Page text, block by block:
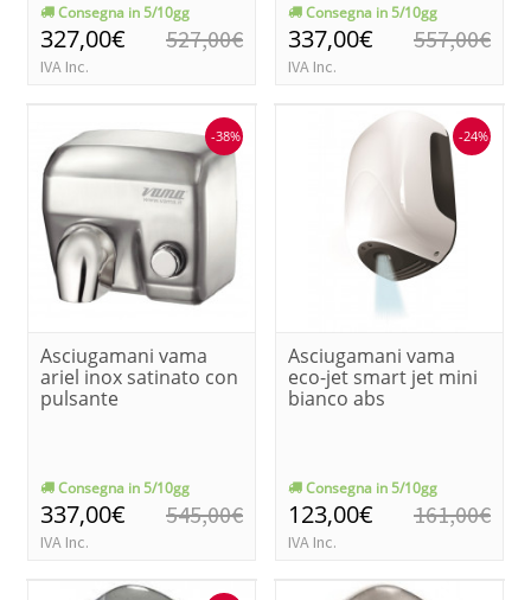
Consegna in 5/10gg
327,00€
IVA Inc.
527,00€
Consegna in 5/10gg
337,00€
IVA Inc.
557,00€
-38%
Asciugamani vama
ariel inox satinato con
pulsante
Consegna in 5/10gg
337,00€
IVA Inc.
545,00€
-24%
Asciugamani vama
eco-jet smart jet mini
bianco abs
Consegna in 5/10gg
123,00€
IVA Inc.
161,00€